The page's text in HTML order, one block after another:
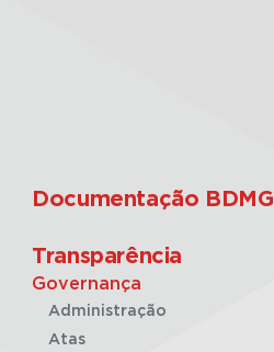
Documentação BDMG
Transparência
Governança
Administração
Atas